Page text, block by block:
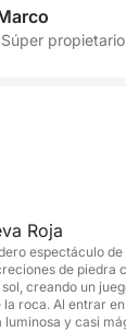
admirará las
famosa
NÁPOLES
recogerán
al punto
A TORRE
Súper propietario
Roja
espectáculo
de piedra
creando un
roca. Al entrar
y casi